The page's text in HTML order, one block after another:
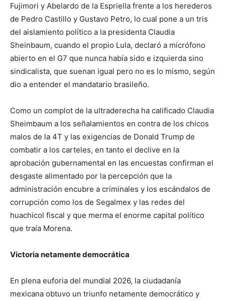
Fujimori y Abelardo de la Espriella frente a los herederos
de Pedro Castillo y Gustavo Petro, lo cual pone a un tris
del aislamiento político a la presidenta Claudia
Sheinbaum, cuando el propio Lula, declaró a micrófono
abierto en el G7 que nunca había sido e izquierda sino
sindicalista, que suenan igual pero no es lo mismo, según
dio a entender el mandatario brasileño.
Como un complot de la ultraderecha ha calificado Claudia
Sheimbaum a los señalamientos en contra de los chicos
malos de la 4T y las exigencias de Donald Trump de
combatir a los carteles, en tanto el declive en la
aprobación gubernamental en las encuestas confirman el
desgaste alimentado por la percepción que la
administración encubre a criminales y los escándalos de
corrupción como los de Segalmex y las redes del
huachicol fiscal y que merma el enorme capital político
que traía Morena.
Victoria netamente democrática
En plena euforia del mundial 2026, la ciudadanía
mexicana obtuvo un triunfo netamente democrático y